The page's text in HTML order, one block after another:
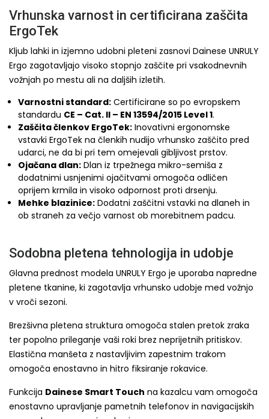
Vrhunska varnost in certificirana zaščita
ErgoTek
Kljub lahki in izjemno udobni pleteni zasnovi Dainese UNRULY
Ergo zagotavljajo visoko stopnjo zaščite pri vsakodnevnih
vožnjah po mestu ali na daljših izletih.
Varnostni standard: Certificirane so po evropskem
standardu CE – Cat. II – EN 13594/2015 Level 1.
Zaščita členkov ErgoTek: Inovativni ergonomske
vstavki ErgoTek na členkih nudijo vrhunsko zaščito pred
udarci, ne da bi pri tem omejevali gibljivost prstov.
Ojačana dlan: Dlan iz trpežnega mikro-semiša z
dodatnimi usnjenimi ojačitvami omogoča odličen
oprijem krmila in visoko odpornost proti drsenju.
Mehke blazinice: Dodatni zaščitni vstavki na dlaneh in
ob straneh za večjo varnost ob morebitnem padcu.
Sodobna pletena tehnologija in udobje
Glavna prednost modela UNRULY Ergo je uporaba napredne
pletene tkanine, ki zagotavlja vrhunsko udobje med vožnjo
v vroči sezoni.
Brezšivna pletena struktura omogoča stalen pretok zraka
ter popolno prileganje vaši roki brez neprijetnih pritiskov.
Elastična manšeta z nastavljivim zapestnim trakom
omogoča enostavno in hitro fiksiranje rokavice.
Funkcija Dainese Smart Touch na kazalcu vam omogoča
enostavno upravljanje pametnih telefonov in navigacijskih